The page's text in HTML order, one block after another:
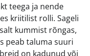
teega ja nende
kriitilist rolli. Sageli
kummist rõngas,
peab taluma suuri
on kadunud või